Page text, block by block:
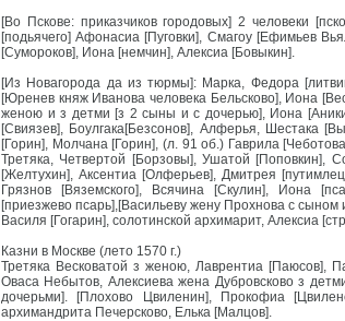
[Во Пскове: приказчиков городовых] 2 человеки
[подьячего] Афонасиа [Пуговки], Смагоу [Ефимьев
[Сумороков], Иона [немчин], Алексиа [Бовыкин].
[Из Новагорода да из тюрмы]: Марка, Федора
[Юренев княж Иванова человека Бельсково], Иона
женою и з детми [з 2 сыны и с дочерью], Иона
[Свиязев], Боулгака[Безсонов], Алферья, Шестака
[Горин], Молчана [Горин], (л. 91 об.) Гаврила
Третяка, Четвертой [Борзовы], Ушатой [Поповкин],
[Желтухин], Аксентиа [Олферьев], Дмитрея
Грязнов [Вяземского], Всячина [Скулин], Иона
[приезжево псарь],[Васильеву жену Прохнова с
Василя [Гогарин], солотинской архимарит, Алексиа
Казни в Москве (лето 1570 г.)
Третяка Весковатой з женою, Лаврентиа [Паюсов],
Оваса Небытов, Алексиева жена Дубровсково з
дочерьми]. [Плохово Цвиленин], Прокофиа
архимандрита Печерсково, Елька [Малцов].